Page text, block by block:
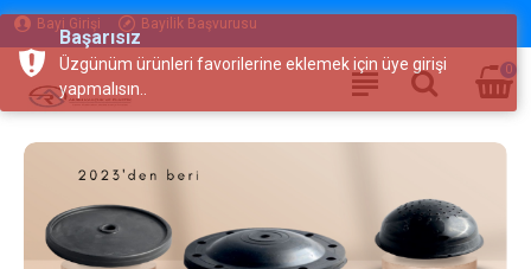
Bayi Girişi Bayilik Başvurusu
0
Başarısız
Üzgünüm ürünleri favorilerine eklemek için üye girişi
yapmalısın..